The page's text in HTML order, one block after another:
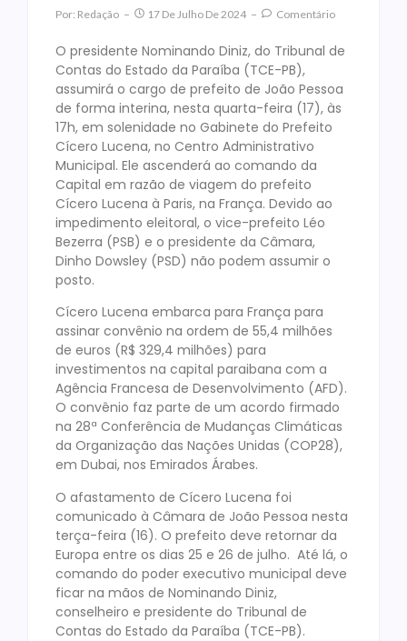
Por: Redação 17 De Julho De 2024 Comentário
O presidente Nominando Diniz, do Tribunal de
Contas do Estado da Paraíba (TCE-PB),
assumirá o cargo de prefeito de João Pessoa
de forma interina, nesta quarta-feira (17), às
17h, em solenidade no Gabinete do Prefeito
Cícero Lucena, no Centro Administrativo
Municipal. Ele ascenderá ao comando da
Capital em razão de viagem do prefeito
Cícero Lucena à Paris, na França. Devido ao
impedimento eleitoral, o vice-prefeito Léo
Bezerra (PSB) e o presidente da Câmara,
Dinho Dowsley (PSD) não podem assumir o
posto.
Cícero Lucena embarca para França para
assinar convênio na ordem de 55,4 milhões
de euros (R$ 329,4 milhões) para
investimentos na capital paraibana com a
Agência Francesa de Desenvolvimento (AFD).
O convênio faz parte de um acordo firmado
na 28ª Conferência de Mudanças Climáticas
da Organização das Nações Unidas (COP28),
em Dubai, nos Emirados Árabes.
O afastamento de Cícero Lucena foi
comunicado à Câmara de João Pessoa nesta
terça-feira (16). O prefeito deve retornar da
Europa entre os dias 25 e 26 de julho. Até lá, o
comando do poder executivo municipal deve
ficar na mãos de Nominando Diniz,
conselheiro e presidente do Tribunal de
Contas do Estado da Paraíba (TCE-PB).